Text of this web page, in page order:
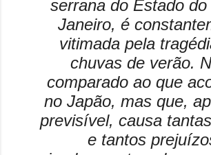
serrana do Estado
Janeiro, é
vitimada pela
chuvas de verão.
comparado ao que
no Japão, mas que,
previsível, causa
e tantos